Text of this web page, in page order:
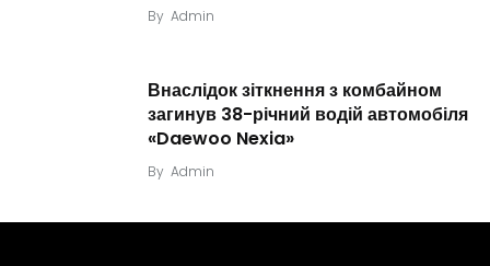
By Admin
Внаслідок зіткнення з комбайном
загинув 38-річний водій автомобіля
«Daewoo Nexia»
By Admin